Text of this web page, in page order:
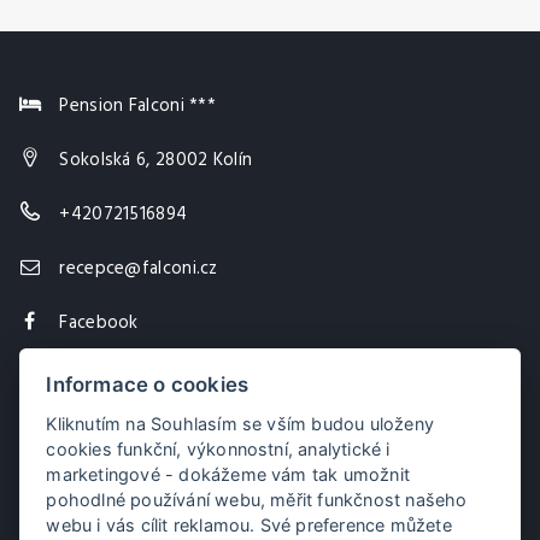
Pension Falconi ***
Sokolská 6, 28002 Kolín
+420721516894
recepce@falconi.cz
Facebook
Instagram
Informace o cookies
Kliknutím na Souhlasím se vším budou uloženy
cookies funkční, výkonnostní, analytické i
marketingové - dokážeme vám tak umožnit
pohodlné používání webu, měřit funkčnost našeho
webu i vás cílit reklamou. Své preference můžete